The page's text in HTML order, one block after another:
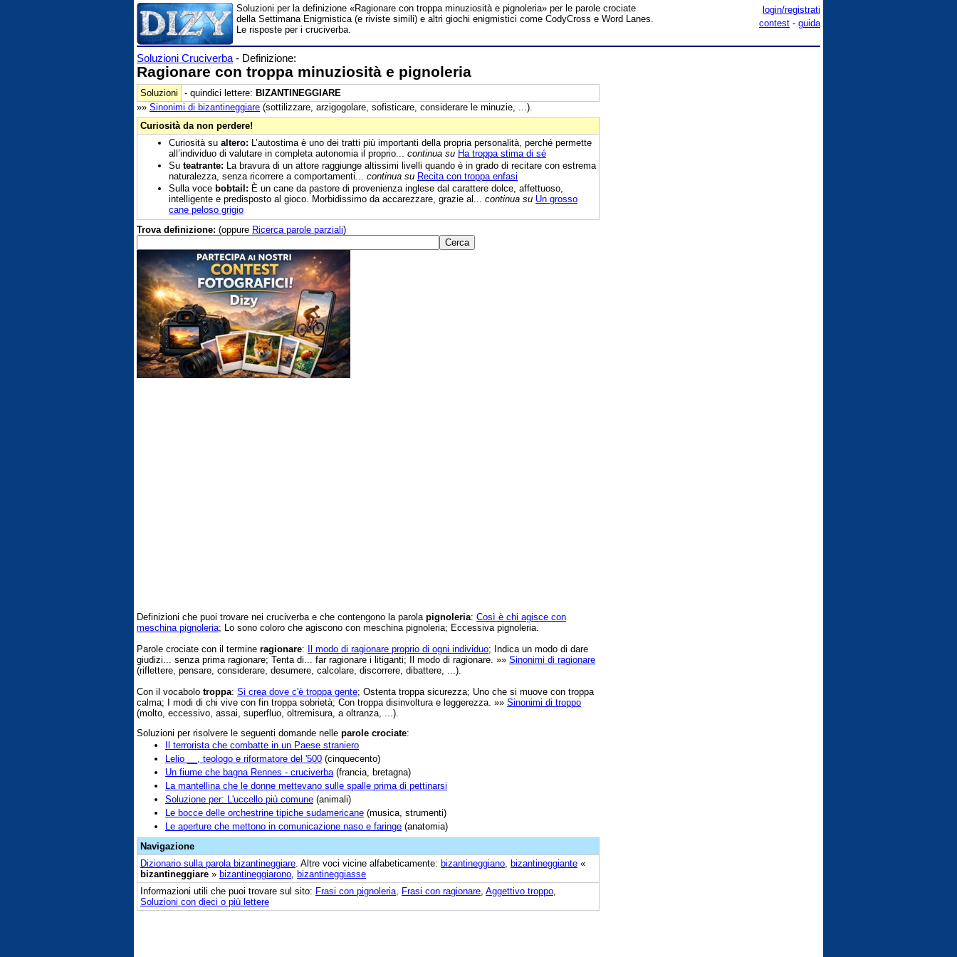
login/registrati
contest - guida
Soluzioni per la definizione «Ragionare con troppa minuziosità e pignoleria» per le parole crociate
della Settimana Enigmistica (e riviste simili) e altri giochi enigmistici come CodyCross e Word Lanes.
Le risposte per i cruciverba.
Soluzioni Cruciverba - Definizione:
Ragionare con troppa minuziosità e pignoleria
Soluzioni - quindici lettere: BIZANTINEGGIARE
»» Sinonimi di bizantineggiare (sottilizzare, arzigogolare, sofisticare, considerare le minuzie, ...).
Curiosità da non perdere!
Curiosità su altero: L’autostima è uno dei tratti più importanti della propria personalità, perché permette
all’individuo di valutare in completa autonomia il proprio... continua su Ha troppa stima di sé
Su teatrante: La bravura di un attore raggiunge altissimi livelli quando è in grado di recitare con estrema
naturalezza, senza ricorrere a comportamenti... continua su Recita con troppa enfasi
Sulla voce bobtail: È un cane da pastore di provenienza inglese dal carattere dolce, affettuoso,
intelligente e predisposto al gioco. Morbidissimo da accarezzare, grazie al... continua su Un grosso
cane peloso grigio
Trova definizione: (oppure Ricerca parole parziali)
Definizioni che puoi trovare nei cruciverba e che contengono la parola pignoleria: Così è chi agisce con
meschina pignoleria; Lo sono coloro che agiscono con meschina pignoleria; Eccessiva pignoleria.
Parole crociate con il termine ragionare: Il modo di ragionare proprio di ogni individuo; Indica un modo di dare
giudizi... senza prima ragionare; Tenta di... far ragionare i litiganti; Il modo di ragionare. »» Sinonimi di ragionare
(riflettere, pensare, considerare, desumere, calcolare, discorrere, dibattere, ...).
Con il vocabolo troppa: Si crea dove c'è troppa gente; Ostenta troppa sicurezza; Uno che si muove con troppa
calma; I modi di chi vive con fin troppa sobrietà; Con troppa disinvoltura e leggerezza. »» Sinonimi di troppo
(molto, eccessivo, assai, superfluo, oltremisura, a oltranza, ...).
Soluzioni per risolvere le seguenti domande nelle parole crociate:
Il terrorista che combatte in un Paese straniero
Lelio __, teologo e riformatore del '500 (cinquecento)
Un fiume che bagna Rennes - cruciverba (francia, bretagna)
La mantellina che le donne mettevano sulle spalle prima di pettinarsi
Soluzione per: L'uccello più comune (animali)
Le bocce delle orchestrine tipiche sudamericane (musica, strumenti)
Le aperture che mettono in comunicazione naso e faringe (anatomia)
Navigazione
Dizionario sulla parola bizantineggiare . Altre voci vicine alfabeticamente: bizantineggiano bizantineggiante «
bizantineggiare » bizantineggiarono bizantineggiasse
Informazioni utili che puoi trovare sul sito: Frasi con pignoleria Frasi con ragionare Aggettivo troppo
Soluzioni con dieci o più lettere